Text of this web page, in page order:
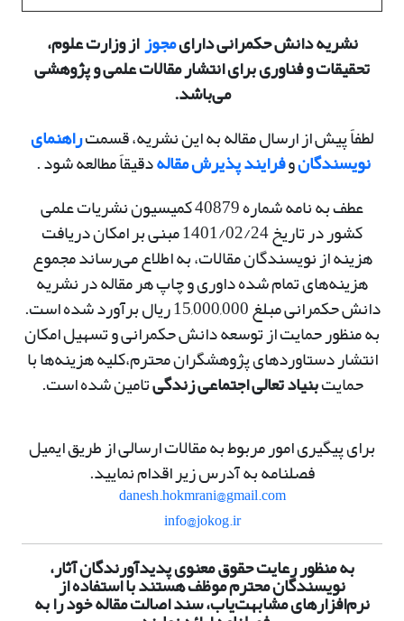
نشریه دانش حکمرانی دارایمجوزاز وزارت علوم،
تحقیقات و فناوری برای انتشار مقالات علمی و پژوهشی
می‌باشد.
لطفاً پیش از ارسال مقاله به این نشریه، قسمتراهنمای
نویسندگانوفرایند پذیرش مقالهدقیقاً مطالعه شود .
عطف به نامه شماره 40879 کمیسیون نشریات علمی
کشور در تاریخ 1401/02/24 مبنی بر امکان دریافت
هزینه از نویسندگان مقالات، به اطلاع می‌رساند مجموع
هزینه‌های تمام شده داوری و چاپ هر مقاله در نشریه
دانش حکمرانی مبلغ 15,000,000 ریال برآورد شده است.
به منظور حمایت از توسعه دانش حکمرانی و تسهیل امکان
انتشار دستاوردهای پژوهشگران محترم،کلیه هزینه‌ها با
حمایتبنیاد تعالی اجتماعی زندگیتامین شده است.
برای پیگیری امور مربوط به مقالات ارسالی از طریق ایمیل
فصلنامه به آدرس زیر اقدام نمایید.
danesh.hokmrani@gmail.com
info@jokog.ir
به منظور رعایت حقوق معنوی پدیدآورندگان آثار،
نویسندگان محترم موظف هستند با استفاده از
نرم‌افزارهای مشابهت‌یاب، سند اصالت مقاله خود را به